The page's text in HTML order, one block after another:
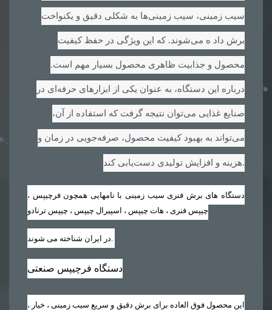
سیب زمینی، سیب زمینی‌ها به شکلی دقیق و یکنواخت
برش داد ه می‌شوند. که این ویژگی در حفظ کیفیت
محصول و جذابیت ظاهری محصول بسیار مهم است.
درباره این دستگاه، به عنوان یکی از ابزارهای حرفه‌ای در
صنایع غذایی می‌توان نتیجه گرفت که استفاده از آن،
می‌تواند به بهبود کیفیت محصول، صرفه‌جویی در زمان و
هزینه و افزایش تولیدی دست‌یابی کند.
دستگاه های برش فنری سیب زمینی با نامهایی همچون فرچیپس ،
چیپس فنری ، هات چیپس ، اسپیرال چیپس ، چیپس ترنادو
در ایران شناخته می شوند
دستگاه فرچیپس صنعتی
این محصول فوق العاده برای برش دقیق و سریع سیب زمینی ، خیار ،